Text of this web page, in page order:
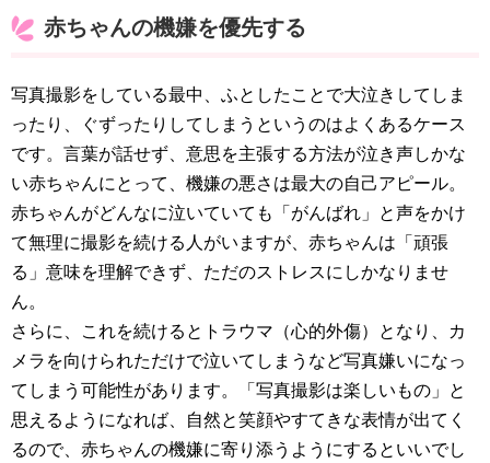
赤ちゃんの機嫌を優先する
写真撮影をしている最中、ふとしたことで大泣きしてしま
ったり、ぐずったりしてしまうというのはよくあるケース
です。言葉が話せず、意思を主張する方法が泣き声しかな
い赤ちゃんにとって、機嫌の悪さは最大の自己アピール。
赤ちゃんがどんなに泣いていても「がんばれ」と声をかけ
て無理に撮影を続ける人がいますが、赤ちゃんは「頑張
る」意味を理解できず、ただのストレスにしかなりませ
ん。
さらに、これを続けるとトラウマ（心的外傷）となり、カ
メラを向けられただけで泣いてしまうなど写真嫌いになっ
てしまう可能性があります。「写真撮影は楽しいもの」と
思えるようになれば、自然と笑顔やすてきな表情が出てく
るので、赤ちゃんの機嫌に寄り添うようにするといいでし